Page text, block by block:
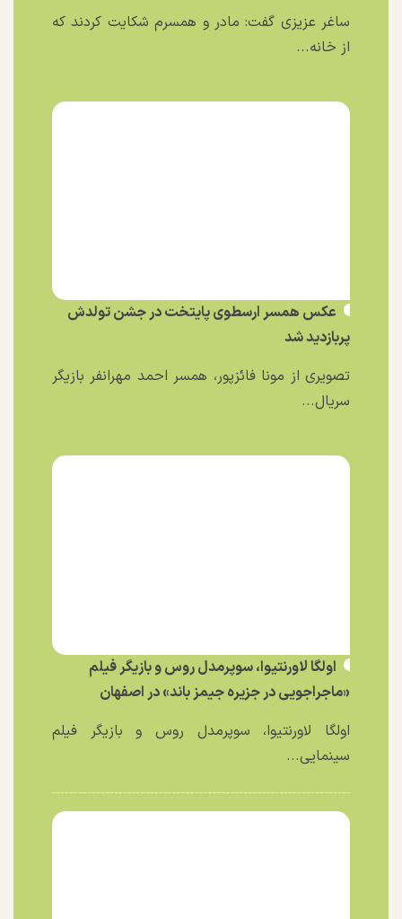
ساغر عزیزی گفت: مادر و همسرم شکایت کردند که
از خانه...
عکس همسر ارسطوی پایتخت در جشن تولدش
پربازدید شد
تصویری از مونا فائزپور، همسر احمد مهرانفر بازیگر
سریال...
اولگا لاورنتیوا، سوپرمدل روس و بازیگر فیلم
«ماجراجویی در جزیره جیمز باند» در اصفهان
اولگا لاورنتیوا، سوپرمدل روس و بازیگر فیلم
سینمایی...